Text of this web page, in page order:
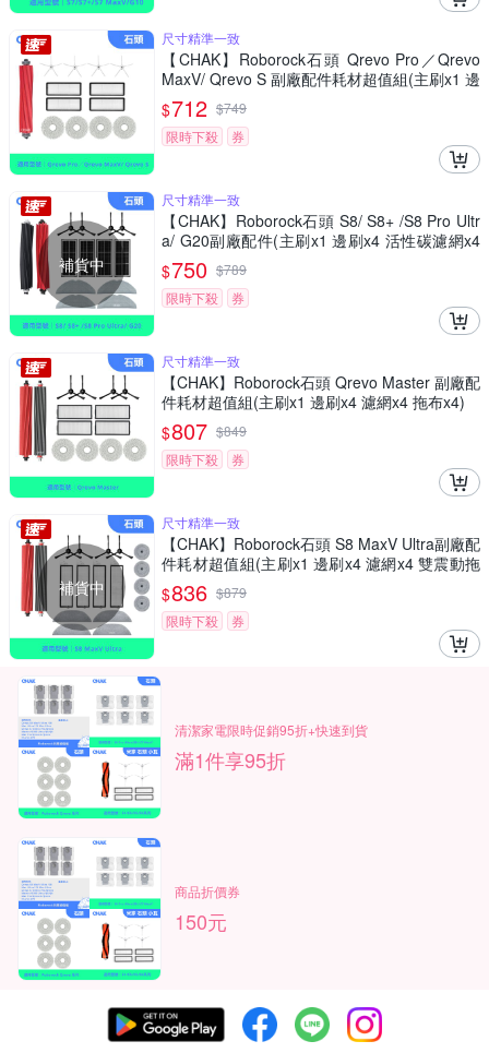
尺寸精準一致
【CHAK】Roborock石頭 Qrevo Pro／Qrevo
MaxV/ Qrevo S 副廠配件耗材超值組(主刷x1 邊
刷x4 濾網x4 拖布x4)
$712 $749
限時下殺
券
補貨中
尺寸精準一致
【CHAK】Roborock石頭 S8/ S8+ /S8 Pro Ultr
a/ G20副廠配件(主刷x1 邊刷x4 活性碳濾網x4
雙震動拖布x4)
$750 $789
限時下殺
券
尺寸精準一致
【CHAK】Roborock石頭 Qrevo Master 副廠配
件耗材超值組(主刷x1 邊刷x4 濾網x4 拖布x4)
$807 $849
限時下殺
券
補貨中
尺寸精準一致
【CHAK】Roborock石頭 S8 MaxV Ultra副廠配
件耗材超值組(主刷x1 邊刷x4 濾網x4 雙震動拖
布x4 邊角圓拖x4)
$836 $879
限時下殺
券
清潔家電限時促銷95折+快速到貨
滿1件享95折
商品折價券
150元